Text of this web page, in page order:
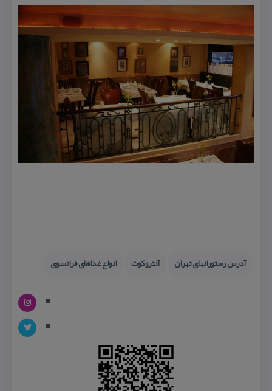
آدرس رستورانهای تهران آنتروكوت انواع غذاهای فرانسوی